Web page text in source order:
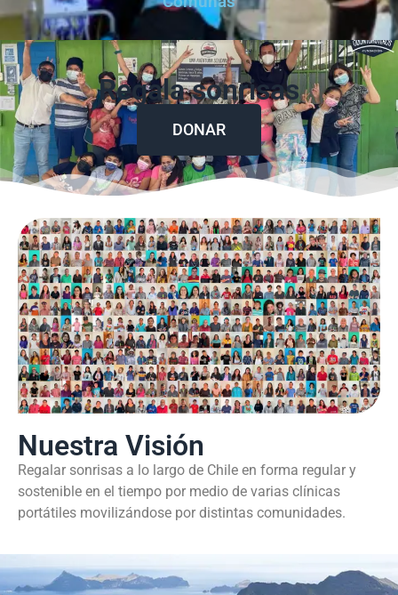
Regala sonrisas
DONAR
Nuestra Visión
Regalar sonrisas a lo largo de Chile en forma regular y
sostenible en el tiempo por medio de varias clínicas
portátiles movilizándose por distintas comunidades.